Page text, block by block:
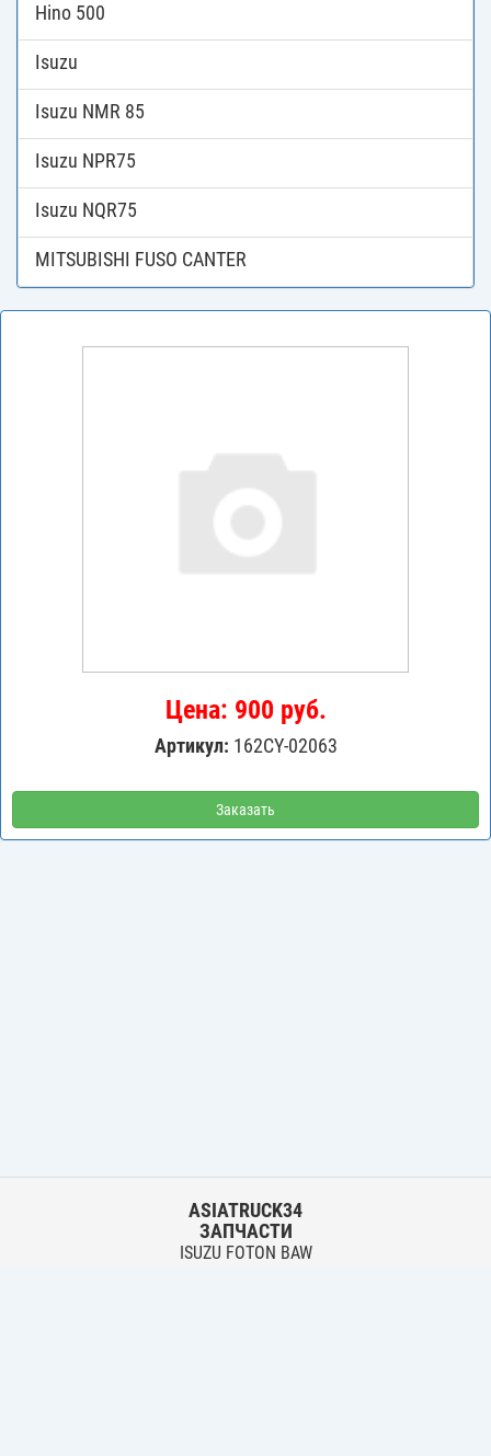
Hino 500
Isuzu
Isuzu NMR 85
Isuzu NPR75
Isuzu NQR75
MITSUBISHI FUSO CANTER
Цена: 900 руб.
Артикул: 162CY-02063
Заказать
ASIATRUCK34
ЗАПЧАСТИ
ISUZU FOTON BAW